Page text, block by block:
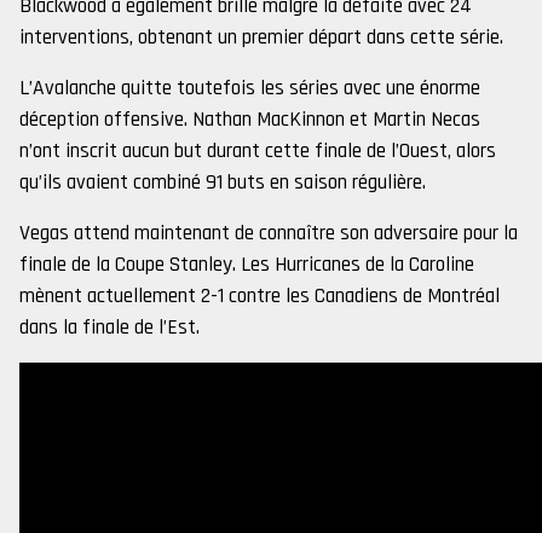
Blackwood a également brillé malgré la défaite avec 24
interventions, obtenant un premier départ dans cette série.
L’Avalanche quitte toutefois les séries avec une énorme
déception offensive. Nathan MacKinnon et Martin Necas
n’ont inscrit aucun but durant cette finale de l’Ouest, alors
qu’ils avaient combiné 91 buts en saison régulière.
Vegas attend maintenant de connaître son adversaire pour la
finale de la Coupe Stanley. Les Hurricanes de la Caroline
mènent actuellement 2-1 contre les Canadiens de Montréal
dans la finale de l’Est.